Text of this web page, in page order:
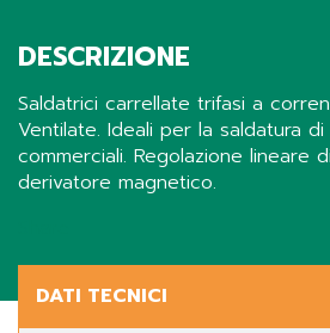
DESCRIZIONE
Saldatrici carrellate trifasi a
Ventilate. Ideali per la saldatura
commerciali. Regolazione lineare
derivatore magnetico.
DATI TECNICI